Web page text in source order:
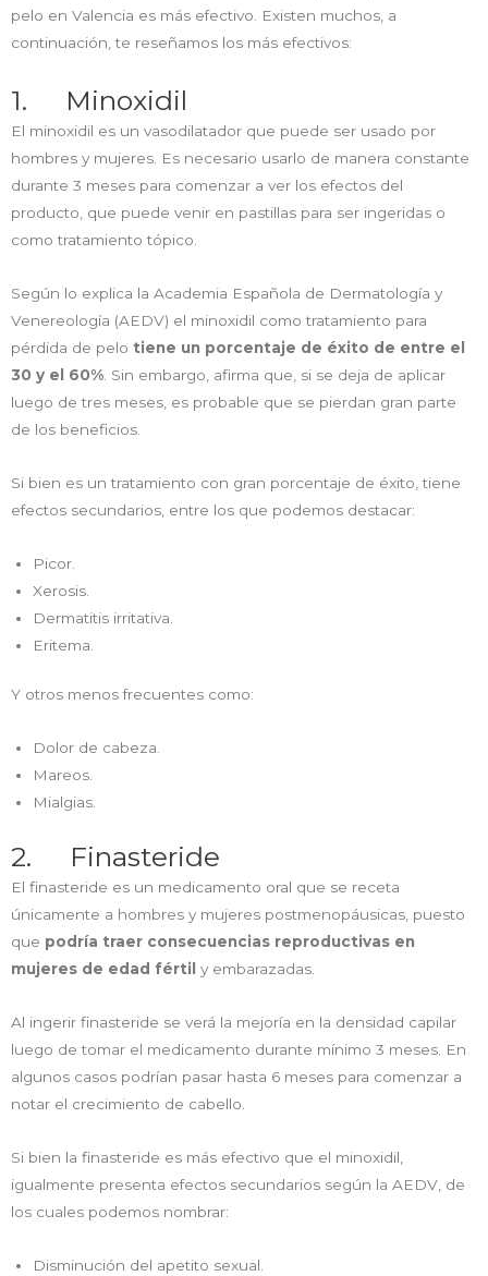
pelo en Valencia es más efectivo. Existen muchos, a
continuación, te reseñamos los más efectivos:
1. Minoxidil
El minoxidil es un vasodilatador que puede ser usado por
hombres y mujeres. Es necesario usarlo de manera constante
durante 3 meses para comenzar a ver los efectos del
producto, que puede venir en pastillas para ser ingeridas o
como tratamiento tópico.
Según lo explica la Academia Española de Dermatología y
Venereología (AEDV) el minoxidil como tratamiento para
pérdida de pelo tiene un porcentaje de éxito de entre el
30 y el 60% . Sin embargo, afirma que, si se deja de aplicar
luego de tres meses, es probable que se pierdan gran parte
de los beneficios.
Si bien es un tratamiento con gran porcentaje de éxito, tiene
efectos secundarios, entre los que podemos destacar:
Picor.
Xerosis.
Dermatitis irritativa.
Eritema.
Y otros menos frecuentes como:
Dolor de cabeza.
Mareos.
Mialgias.
2. Finasteride
El finasteride es un medicamento oral que se receta
únicamente a hombres y mujeres postmenopáusicas, puesto
que podría traer consecuencias reproductivas en
mujeres de edad fértil y embarazadas.
Al ingerir finasteride se verá la mejoría en la densidad capilar
luego de tomar el medicamento durante mínimo 3 meses. En
algunos casos podrían pasar hasta 6 meses para comenzar a
notar el crecimiento de cabello.
Si bien la finasteride es más efectivo que el minoxidil,
igualmente presenta efectos secundarios según la AEDV, de
los cuales podemos nombrar:
Disminución del apetito sexual.